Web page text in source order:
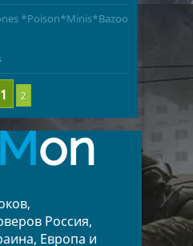
*Poison*Minis*Bazooka*
2
on
Россия,
Европа и